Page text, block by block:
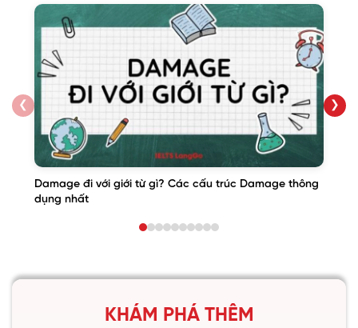
❮
Damage đi với giới từ gì? Các cấu trúc Damage thông
dụng nhất
❯
KHÁM PHÁ THÊM